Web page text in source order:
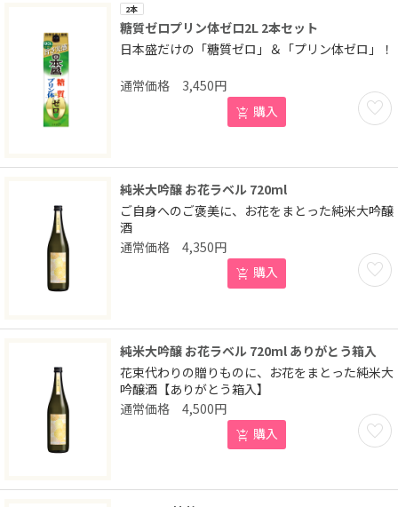
2本
糖質ゼロプリン体ゼロ2L 2本セット
日本盛だけの「糖質ゼロ」＆「プリン体ゼロ」！
お気
3,450円
購入
純米大吟醸 お花ラベル 720ml
ご自身へのご褒美に、お花をまとった純米大吟醸
酒
お気
4,350円
購入
純米大吟醸 お花ラベル 720ml ありがとう箱入
花束代わりの贈りものに、お花をまとった純米大
吟醸酒【ありがとう箱入】
お気
4,500円
購入